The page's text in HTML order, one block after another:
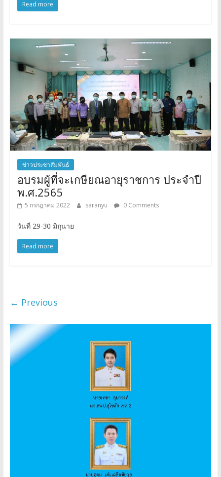
Read more
ข่าวประชาสัมพันธ์
อบรมผู้ที่จะเกษียณอายุราชการ ประจำปี
พ.ศ.2565
5 กรกฎาคม 2022 saranyu 0 Comments
วันที่ 29-30 มิถุนาย
Read more
← Previous